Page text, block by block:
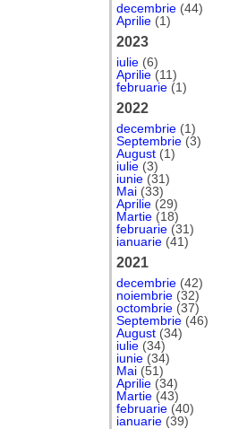
decembrie (44)
Aprilie (1)
2023
iulie (6)
Aprilie (11)
februarie (1)
2022
decembrie (1)
Septembrie (3)
August (1)
iulie (3)
iunie (31)
Mai (33)
Aprilie (29)
Martie (18)
februarie (31)
ianuarie (41)
2021
decembrie (42)
noiembrie (32)
octombrie (37)
Septembrie (46)
August (34)
iulie (34)
iunie (34)
Mai (51)
Aprilie (34)
Martie (43)
februarie (40)
ianuarie (39)